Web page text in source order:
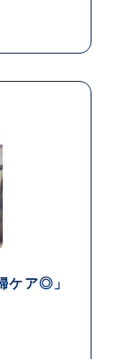
ケア◎」